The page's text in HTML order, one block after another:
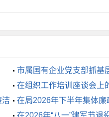
市属国有企业党支部抓基
在组织工作培训座谈会上
洁
在局2026年下半年集体